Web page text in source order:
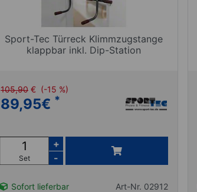
Sport-Tec Türreck Klimmzugstange
klappbar inkl. Dip-Station
105,90 € (-15 %)
89,95€ *
Set
+
-
Sofort lieferbar Art-Nr. 02912